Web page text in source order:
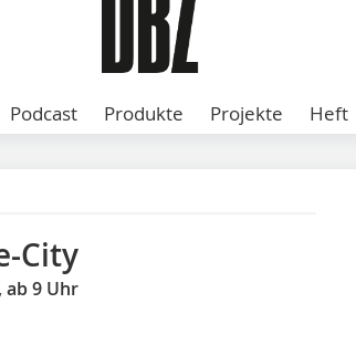
Podcast Produkte Projekte Heft
City
ab 9 Uhr